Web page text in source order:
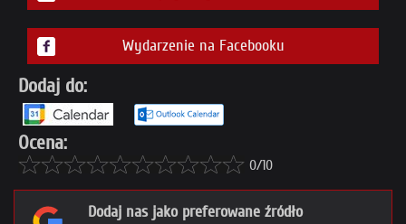
Wydarzenie na Facebooku
Dodaj do:
Ocena:
0/10
Dodaj nas jako preferowane źródło